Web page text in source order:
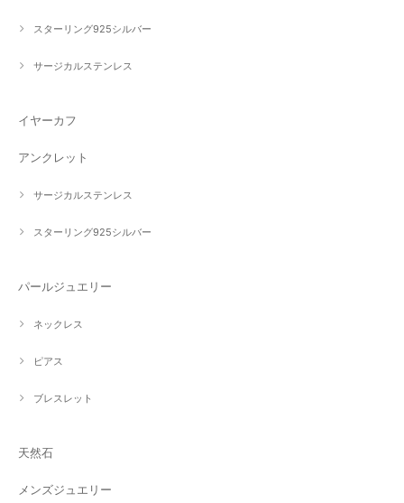
スターリング925シルバー
サージカルステンレス
イヤーカフ
アンクレット
サージカルステンレス
スターリング925シルバー
パールジュエリー
ネックレス
ピアス
ブレスレット
天然石
メンズジュエリー